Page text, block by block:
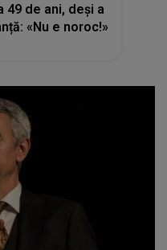
49 de ani, deși a
«Nu e noroc!»